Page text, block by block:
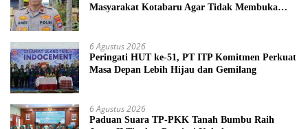
Masyarakat Kotabaru Agar Tidak Membuka
6 Agustus 2026
Peringati HUT ke-51, PT ITP Komitmen Perkuat
Masa Depan Lebih Hijau dan Gemilang
6 Agustus 2026
Paduan Suara TP-PKK Tanah Bumbu Raih